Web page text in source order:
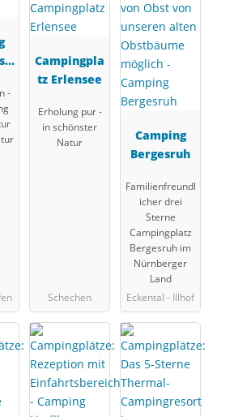
-
Campingpla
tz Erlensee
Erholung pur -
in schönster
Natur
Schechen
Camping
Bergesruh
Familienfreundl
icher drei
Sterne
Campingplatz
Bergesruh im
Nürnberger
Land
Eckental - Illhof